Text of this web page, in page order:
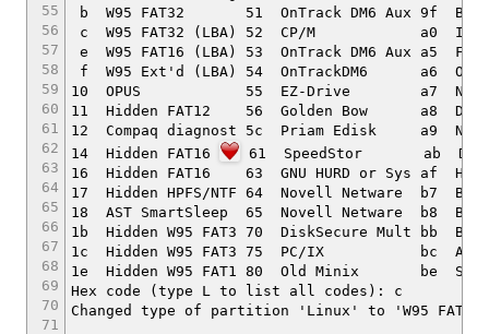
55
56
57
58
59
60
61
62
63
64
65
66
67
68
69
70
71
b W95 FAT32 51 OnTrack DM6 Aux
c W95 FAT32 (LBA) 52 CP/M a0 IBM
e W95 FAT16 (LBA) 53 OnTrack DM6
f W95 Ext'd (LBA) 54
10 OPUS 55 EZ-Drive a7
11 Hidden FAT12 56 Golden Bow a8
12 Compaq diagnost 5c Priam Edisk
14 Hidden FAT16
61 SpeedStor ab
16 Hidden FAT16 63 GNU HURD or Sys af
17 Hidden HPFS/NTF 64 Novell Netware
18 AST SmartSleep 65 Novell Netware b8
1b Hidden W95 FAT3 70 DiskSecure Mult bb
1c Hidden W95 FAT3 75 PC/IX bc
1e Hidden W95 FAT1 80 Old
Hex code (type L to list all codes): c
Changed type of partition 'Linux' to 'W95